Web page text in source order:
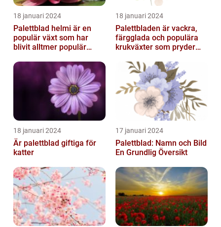
18 januari 2024
Palettblad helmi är en
populär växt som har
blivit alltmer populär
trädgårdsentusiaster
18 januari 2024
Palettbladen är vackra,
färgglada och populära
krukväxter som pryder
trädgårdar runt o...
18 januari 2024
Är palettblad giftiga för
katter
17 januari 2024
Palettblad: Namn och Bild
En Grundlig Översikt